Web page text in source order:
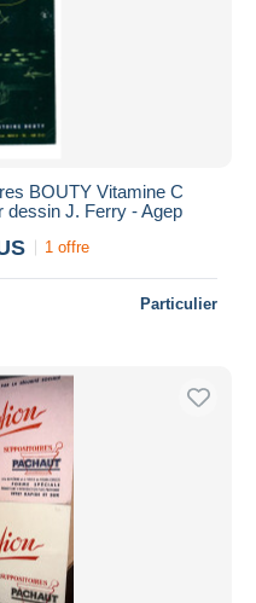
BOUTY Vitamine C
dessin J. Ferry - Agep
1 offre
Particulier